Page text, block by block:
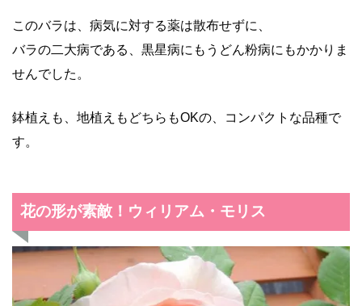
このバラは、病気に対する薬は散布せずに、
バラの二大病である、黒星病にもうどん粉病にもかかりま
せんでした。
鉢植えも、地植えもどちらもOKの、コンパクトな品種で
す。
花の形が素敵！ウィリアム・モリス